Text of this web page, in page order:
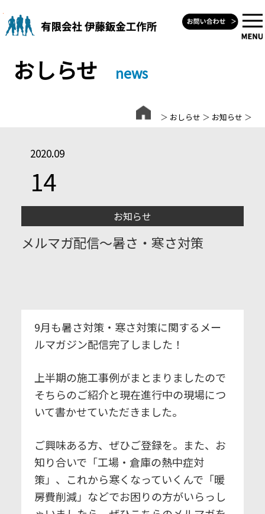
to
content
おしらせ news
＞ おしらせ ＞ お知らせ ＞
2020.09
14
お知らせ
メルマガ配信～暑さ・寒さ対策
9月も暑さ対策・寒さ対策に関するメー
ルマガジン配信完了しました！
上半期の施工事例がまとまりましたので
そちらのご紹介と現在進行中の現場につ
いて書かせていただきました。
ご興味ある方、ぜひご登録を。また、お
知り合いで「工場・倉庫の熱中症対
策」、これから寒くなっていくんで「暖
房費削減」などでお困りの方がいらっし